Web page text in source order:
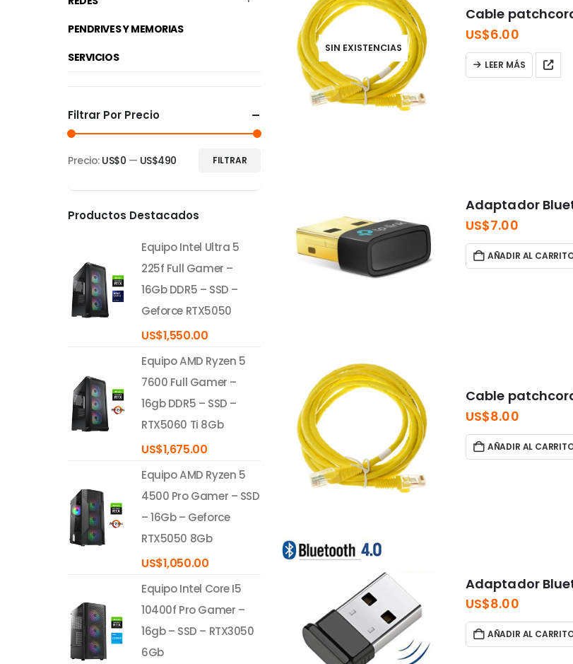
SIN EXISTENCIAS
Cable
US$6.00
LEER MÁS
Adaptador
US$7.00
AÑADIR AL
Cable
US$8.00
AÑADIR AL
Adaptador
US$8.00
AÑADIR AL
PENDRIVES Y MEMORIAS
SERVICIOS
Filtrar Por Precio
mínimo
máximo
FILTRAR
Precio: US$0 — US$490
Productos Destacados
Equipo Intel Ultra 5
225f Full Gamer –
16Gb DDR5 – SSD –
Geforce RTX5050
US$1,550.00
Equipo AMD Ryzen 5
7600 Full Gamer –
16gb DDR5 – SSD –
RTX5060 Ti 8Gb
US$1,675.00
Equipo AMD Ryzen 5
4500 Pro Gamer – SSD
– 16Gb – Geforce
RTX5050 8Gb
US$1,050.00
Equipo Intel Core I5
10400f Pro Gamer –
16gb – SSD – RTX3050
6Gb